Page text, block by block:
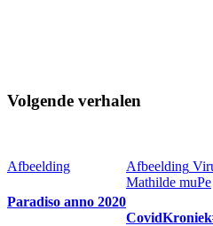
Volgende verhalen
Afbeelding
Paradiso anno 2020
Afbeelding
Mathilde muPe